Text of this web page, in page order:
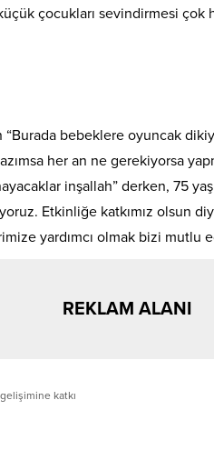
çocukları sevindirmesi çok
“Burada bebeklere oyuncak
her an ne gerekiyorsa
inşallah” derken, 75
Etkinliğe katkımız olsun
yardımcı olmak bizi mutlu
REKLAM ALANI
katkı